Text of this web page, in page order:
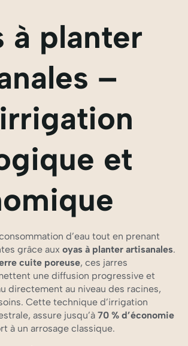
à planter
–
et
d’eau tout en prenant
grâce auxoyas à planter artisanales.
cuite poreuse, ces jarres
une diffusion progressive et
directement au niveau des racines,
Cette technique d’irrigation
assure jusqu’à70 % d’économie
à un arrosage classique.